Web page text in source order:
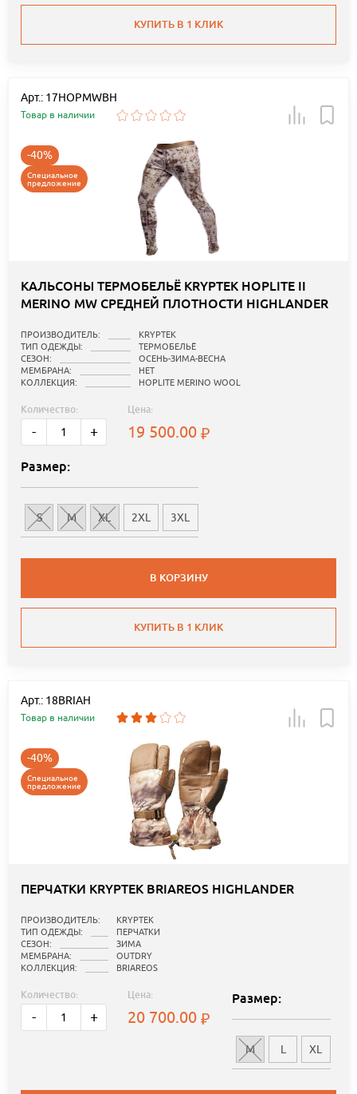
КУПИТЬ В 1 КЛИК
Арт.: 17HOPMWBH
Товар в наличии
-40%
Специальное
предложение
КАЛЬСОНЫ ТЕРМОБЕЛЬЁ KRYPTEK HOPLITE II
MERINO MW СРЕДНЕЙ ПЛОТНОСТИ HIGHLANDER
ПРОИЗВОДИТЕЛЬ:
KRYPTEK
ТИП ОДЕЖДЫ:
ТЕРМОБЕЛЬЁ
СЕЗОН:
ОСЕНЬ-ЗИМА-ВЕСНА
МЕМБРАНА:
НЕТ
КОЛЛЕКЦИЯ:
HOPLITE MERINO WOOL
Количество:
- +
Цена:
19 500.00
Размер:
S M XL 2XL 3XL
В КОРЗИНУ
КУПИТЬ В 1 КЛИК
Арт.: 18BRIAH
Товар в наличии
-40%
Специальное
предложение
ПЕРЧАТКИ KRYPTEK BRIAREOS HIGHLANDER
ПРОИЗВОДИТЕЛЬ:
KRYPTEK
ТИП ОДЕЖДЫ:
ПЕРЧАТКИ
СЕЗОН:
ЗИМА
МЕМБРАНА:
OUTDRY
КОЛЛЕКЦИЯ:
BRIAREOS
Количество:
- +
Цена:
20 700.00
Размер:
M L XL